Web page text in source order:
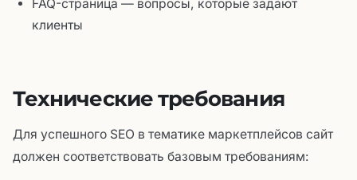
FAQ-страница — вопросы, которые задают
клиенты
Технические требования
Для успешного SEO в тематике маркетплейсов сайт
должен соответствовать базовым требованиям: